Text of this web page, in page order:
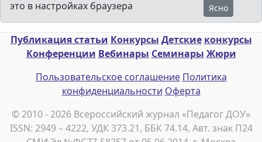
это в настройках браузера
Ясно
Публикация статьи Конкурсы Детские конкурсы
Конференции Вебинары Семинары Жюри
Пользовательское соглашение Политика
конфиденциальности Оферта
© 2010 - 2026 Всероссийский журнал «Педагог ДОУ»
ISSN: 2949 – 4222, УДК 373.21, ББК 74.14, Авт. знак П24